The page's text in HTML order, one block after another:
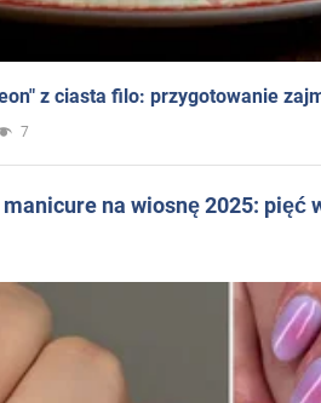
z ciasta filo: przygotowanie
7
na wiosnę 2025: pięć